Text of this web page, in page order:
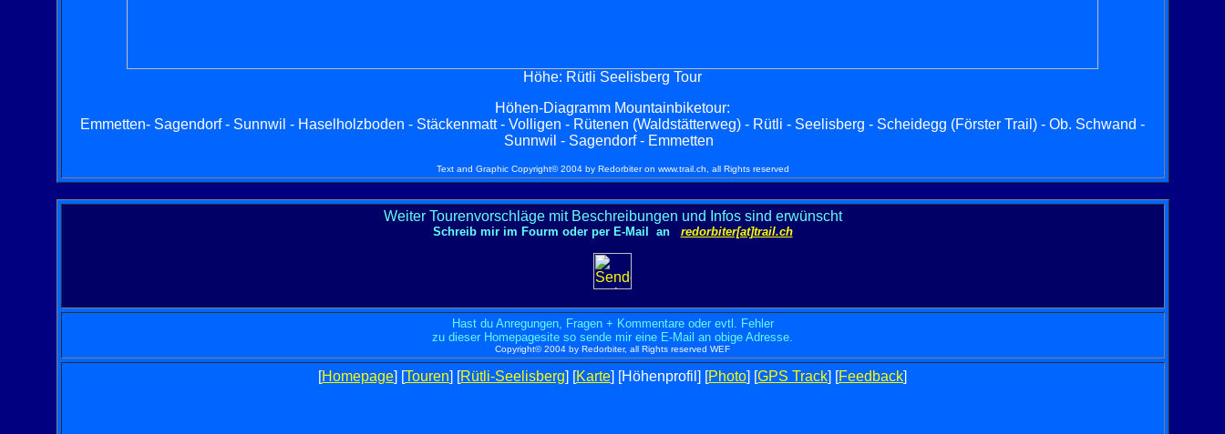
Höhe: Rütli Seelisberg Tour
Höhen-Diagramm Mountainbiketour:
Emmetten- Sagendorf - Sunnwil - Haselholzboden - Stäckenmatt - Volligen - Rütenen (Waldstätterweg) - Rütli - Seelisberg - Scheidegg (Förster Trail) - Ob. Schwand -
Sunnwil - Sagendorf - Emmetten
Text and Graphic Copyright© 2004 by Redorbiter on www.trail.ch, all Rights reserved
Weiter Tourenvorschläge mit Beschreibungen und Infos sind erwünscht
Schreib mir im Fourm oder per E-Mail an redorbiter[at]trail.ch
Hast du Anregungen, Fragen + Kommentare oder evtl. Fehler
zu dieser Homepagesite so sende mir eine E-Mail an obige Adresse.
Copyright© 2004 by Redorbiter, all Rights reserved WEF
[Homepage] [Touren] [Rütli-Seelisberg] [Karte] [Höhenprofil] [Photo] [GPS Track] [Feedback]